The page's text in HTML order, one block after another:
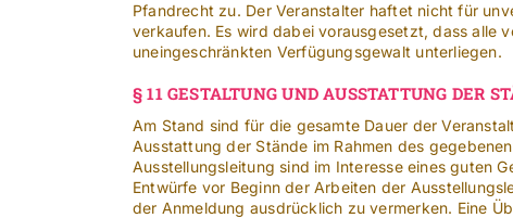
Pfandrecht zu. Der Veranstalter haftet nicht für
verkaufen. Es wird dabei vorausgesetzt, dass alle
uneingeschränkten Verfügungsgewalt unterliegen.
§ 11 GESTALTUNG UND AUSSTATTUNG DER
Am Stand sind für die gesamte Dauer der
Ausstattung der Stände im Rahmen des
Ausstellungsleitung sind im Interesse eines guten
Entwürfe vor Beginn der Arbeiten der
der Anmeldung ausdrücklich zu vermerken. Eine